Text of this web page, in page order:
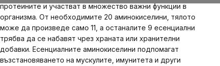
протеините и участват в множество важни функции в
организма. От необходимите 20 аминокиселини, тялото
може да произведе само 11, а останалите 9 есенциални
трябва да се набавят чрез храната или хранителни
добавки. Есенциалните аминокиселини подпомагат
възстановяването на мускулите, имунитета и други